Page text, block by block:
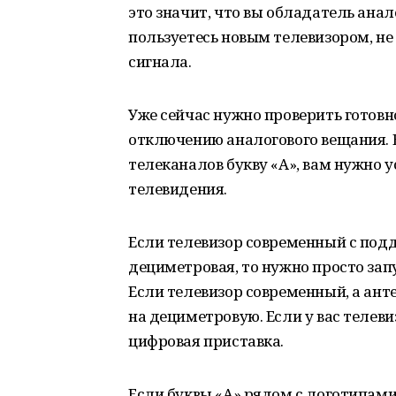
это значит, что вы обладатель
пользуетесь новым телевизором,
сигнала.
Уже сейчас нужно проверить
отключению аналогового
телеканалов букву «А», вам нужно
телевидения.
Если телевизор современный с
дециметровая, то нужно просто
Если телевизор современный, а
на дециметровую. Если у вас
цифровая приставка.